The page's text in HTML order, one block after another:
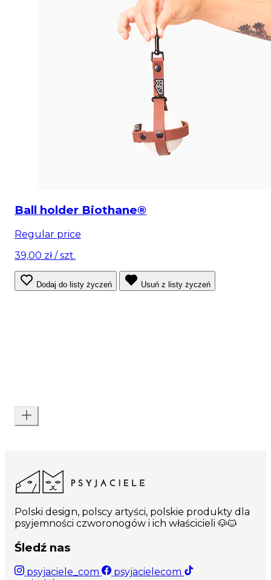
Ball holder Biothane®
Regular price
39,00 zł/ szt.
Dodaj do listy życzeń Usuń z listy życzeń
Polski design, polscy artyści, polskie produkty dla
psyjemności czworonogów i ich właścicieli 🐶🐱
Śledź nas
psyjaciele_com
psyjacielecom